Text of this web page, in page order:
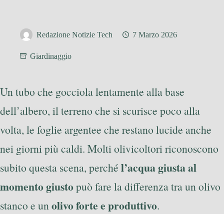
Redazione Notizie Tech 7 Marzo 2026
Giardinaggio
Un tubo che gocciola lentamente alla base
dell’albero, il terreno che si scurisce poco alla
volta, le foglie argentee che restano lucide anche
nei giorni più caldi. Molti olivicoltori riconoscono
subito questa scena, perché l’acqua giusta al
momento giustopuò fare la differenza tra un olivo
stanco e unolivo forte e produttivo.